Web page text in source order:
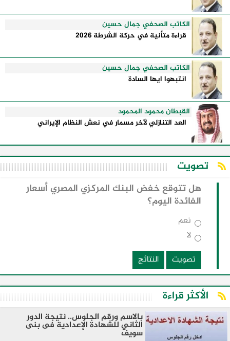
الكاتب الصحفي جمال حسين
قراءة متأنية في حركة الشرطة 2026
الكاتب الصحفي جمال حسين
انتبهوا ايها السادة
القبطان محمود المحمود
العد التنازلي لآخر مسمار في نعش النظام الإيراني
تصويت
هل تتوقع خفض البنك المركزي المصري أسعار
الفائدة اليوم؟
نعم
لا
تصويت
النتائج
الأكثر قراءة
بالاسم ورقم الجلوس.. نتيجة الدور
الثاني للشهادة الإعدادية فى بنى
سويف